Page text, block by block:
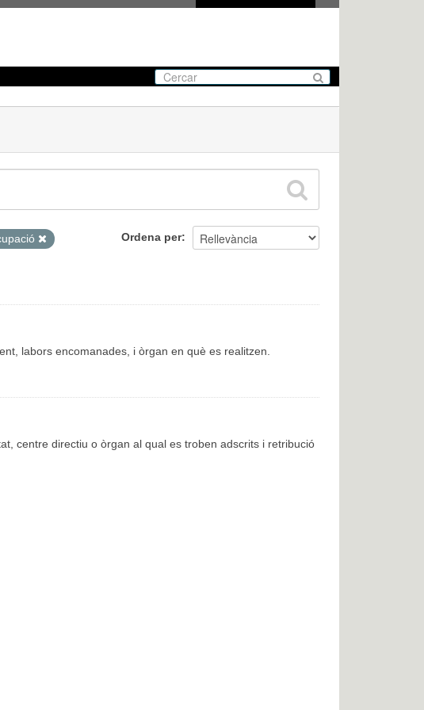
Ordena per
labors encomanades, i òrgan en què es realitzen.
centre directiu o òrgan al qual es troben adscrits i retribució